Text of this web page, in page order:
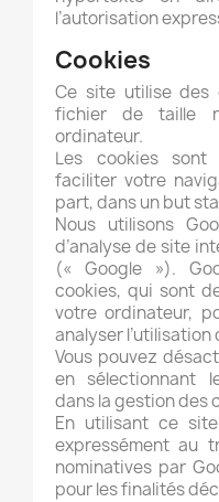
l’autorisation
Cookies
Ce site utilise des
fichier de taille
ordinateur.
Les cookies sont
faciliter votre
part, dans un but
Nous utilisons
d’analyse de site
(« Google »).
cookies, qui sont
votre ordinateur,
analyser
Vous pouvez
en sélectionnant
dans la gestion des
En utilisant ce
expressément au
nominatives par
pour les finalités